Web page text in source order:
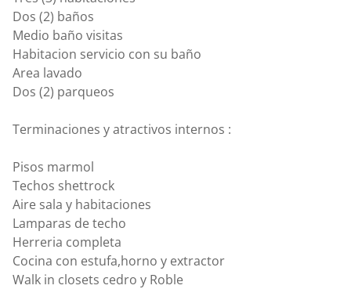
Dos (2) baños
Medio baño visitas
Habitacion servicio con su baño
Area lavado
Dos (2) parqueos
Terminaciones y atractivos internos :
Pisos marmol
Techos shettrock
Aire sala y habitaciones
Lamparas de techo
Herreria completa
Cocina con estufa,horno y extractor
Walk in closets cedro y Roble